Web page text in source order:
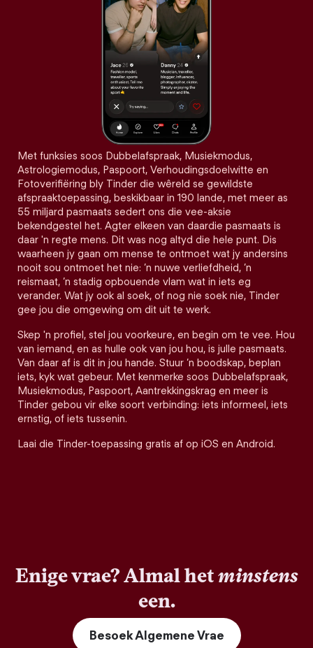
Met funksies soos Dubbelafspraak, Musiekmodus,
Astrologiemodus, Paspoort, Verhoudingsdoelwitte en
Fotoverifiëring bly Tinder die wêreld se gewildste
afspraaktoepassing, beskikbaar in 190 lande, met meer as
55 miljard pasmaats sedert ons die vee-aksie
bekendgestel het. Agter elkeen van daardie pasmaats is
daar 'n regte mens. Dit was nog altyd die hele punt. Dis
waarheen jy gaan om mense te ontmoet wat jy andersins
nooit sou ontmoet het nie: ’n nuwe verliefdheid, ’n
reismaat, ’n stadig opbouende vlam wat in iets eg
verander. Wat jy ook al soek, of nog nie soek nie, Tinder
gee jou die omgewing om dit uit te werk.
Skep 'n profiel, stel jou voorkeure, en begin om te vee. Hou
van iemand, en as hulle ook van jou hou, is julle pasmaats.
Van daar af is dit in jou hande. Stuur ’n boodskap, beplan
iets, kyk wat gebeur. Met kenmerke soos Dubbelafspraak,
Musiekmodus, Paspoort, Aantrekkingskrag en meer is
Tinder gebou vir elke soort verbinding: iets informeel, iets
ernstig, of iets tussenin.
Laai die Tinder-toepassing gratis af op iOS en Android.
Enige vrae? Almal hetminstens
een.
Besoek Algemene Vrae